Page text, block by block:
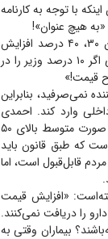
با توجه به کارنامه
«به هیچ عنوان»!
طبق توضیحات وی برخی از دارو‌ها تا ۲۰۰ درصد افزایش قیمت داشتند و به صورت میانگین ۳۰، ۴۰ درصد افزایش
قیمت را داشته‌ایم. احمدی در عین حال با تأکید بر اینکه حدود ۵ هزار قلم دارو داریم که حتی اگر ۱۰ درصد وزیر را در
نمی‌صرفید، بنابراین
وارد کند. احمدی
می‌پذیرد که نامش را هر چه بگذاریم، اینجا بحث پرداخت از جیب مردم مطرح است که به صورت متوسط بالای ۵۰
۵۰ درصدی مردم در حالی است که طبق قانون باید
تا ۲۰ درصد پرداخت از جیب مردم قابل‌قبول است، اما
«افزایش قیمت
می‌شوند، سه نفر دارو را دریافت نمی‌کنند.
بیماران وقتی به